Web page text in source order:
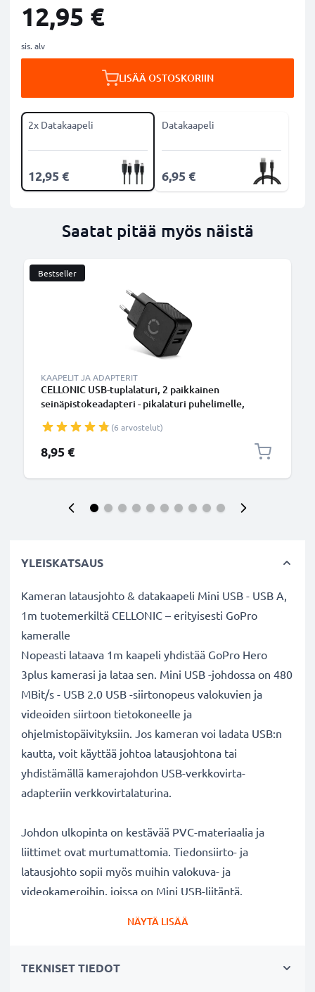
12,95 €
sis. alv
LISÄÄ OSTOSKORIIN
2x Datakaapeli
12,95 €
Datakaapeli
6,95 €
Saatat pitää myös näistä
Bestseller
KAAPELIT JA ADAPTERIT
CELLONIC USB-tuplalaturi, 2 paikkainen
seinäpistokeadapteri - pikalaturi puhelimelle,
adapteri
(6 arvostelut)
8,95 €
YLEISKATSAUS
Kameran latausjohto & datakaapeli Mini USB - USB A,
1m tuotemerkiltä CELLONIC – erityisesti GoPro
kameralle
Nopeasti lataava 1m kaapeli yhdistää GoPro Hero
3plus kamerasi ja lataa sen. Mini USB -johdossa on 480
MBit/s - USB 2.0 USB -siirtonopeus valokuvien ja
videoiden siirtoon tietokoneelle ja
ohjelmistopäivityksiin. Jos kameran voi ladata USB:n
kautta, voit käyttää johtoa latausjohtona tai
yhdistämällä kamerajohdon USB-verkkovirta-
adapteriin verkkovirtalaturina.
Johdon ulkopinta on kestävää PVC-materiaalia ja
liittimet ovat murtumattomia. Tiedonsiirto- ja
latausjohto sopii myös muihin valokuva- ja
videokameroihin, joissa on Mini USB-liitäntä.
GoProkameran lataus- ja datakaapeli 1m
NÄYTÄ LISÄÄ
TEKNISET TIEDOT